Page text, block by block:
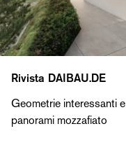
Rivista DAIBAU.DE
Geometrie interessanti e
panorami mozzafiato